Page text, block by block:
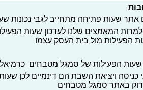
אתר שעות פתיחה מתחייב לגבי נכונות
המאמצים שלנו לעדכון שעות
הפעילות מול בית העסק עצמו
שעות הפעילות של סמגל מטבחים כרמיאל
כניסה ויציאת השבת הם דינמיים לכן
באתר סמגל מטבחים